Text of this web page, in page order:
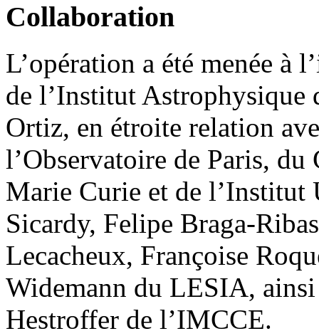
Collaboration
L’opération a été menée à
de l’Institut Astrophysique
Ortiz, en étroite relation
l’Observatoire de Paris,
Marie Curie et de l’Institut
Sicardy, Felipe Braga-
Lecacheux, Françoise
Widemann du LESIA,
Hestroffer de l’IMCCE.